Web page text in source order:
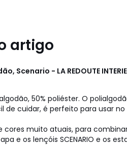
artigo
Scenario - LA REDOUTE
50% poliéster. O
de cuidar, é perfeito para usar
muito atuais, para
e os lençóis SCENARIO e os